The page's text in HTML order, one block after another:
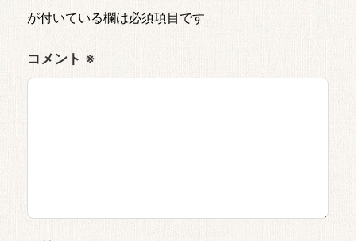
が付いている欄は必須項目です
コメント ※